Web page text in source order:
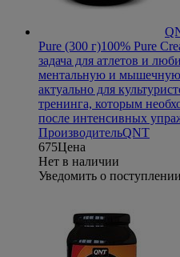
Pure (300 г)100% Pure
задача для атлетов и
ментальную и
актуально для
тренинга, которым
после интенсивных
ПроизводительQNT
675Цена
Нет в наличии
Уведомить о поступлении